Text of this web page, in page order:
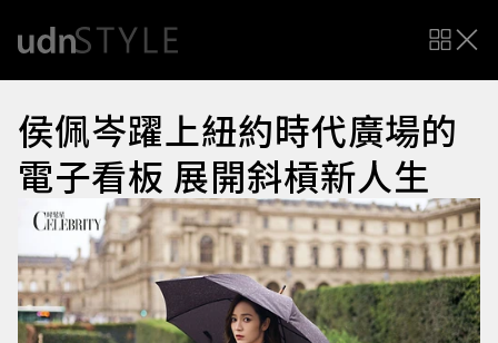
侯佩岑躍上紐約時代廣場的
電子看板 展開斜槓新人生